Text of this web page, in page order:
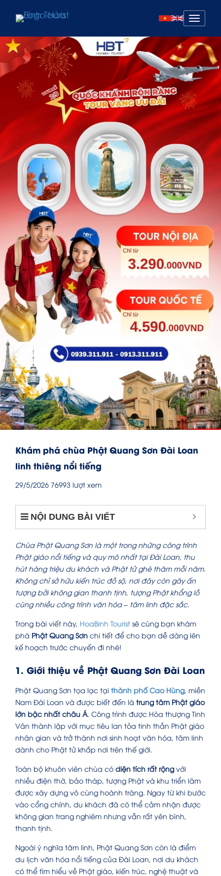
Mở
menu
Khám phá chùa Phật Quang Sơn Đài Loan
linh thiêng nổi tiếng
29/5/2026 76993 lượt xem
NỘI DUNG BÀI VIẾT
Chùa Phật Quang Sơn là một trong những công trình
Phật giáo nổi tiếng và quy mô nhất tại Đài Loan, thu
hút hàng triệu du khách và Phật tử ghé thăm mỗi năm.
Không chỉ sở hữu kiến trúc đồ sộ, nơi đây còn gây ấn
tượng bởi không gian thanh tịnh, tượng Phật khổng lồ
cùng nhiều công trình văn hóa – tâm linh đặc sắc.
Trong bài viết này, HoaBinh Tourist sẽ cùng bạn khám
phá Phật Quang Sơn chi tiết để cho bạn dễ dàng lên
kế hoạch trước chuyến đi nhé!
1. Giới thiệu về Phật Quang Sơn Đài Loan
Phật Quang Sơn tọa lạc tại thành phố Cao Hùng, miền
Nam Đài Loan và được biết đến là trung tâm Phật giáo
lớn bậc nhất châu Á. Công trình được Hòa thượng Tinh
Vân thành lập với mục tiêu lan tỏa tinh thần Phật giáo
nhân gian và trở thành nơi sinh hoạt văn hóa, tâm linh
dành cho Phật tử khắp nơi trên thế giới.
Toàn bộ khuôn viên chùa có diện tích rất rộng với
nhiều điện thờ, bảo tháp, tượng Phật và khu triển lãm
được xây dựng vô cùng hoành tráng. Ngay từ khi bước
vào cổng chính, du khách đã có thể cảm nhận được
không gian trang nghiêm nhưng vẫn rất yên bình,
thanh tịnh.
Ngoài ý nghĩa tâm linh, Phật Quang Sơn còn là điểm
du lịch văn hóa nổi tiếng của Đài Loan, nơi du khách
có thể tìm hiểu về Phật giáo, kiến trúc, nghệ thuật và